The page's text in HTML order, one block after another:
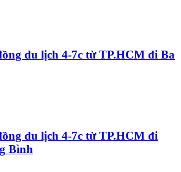
du lịch 4-7c từ TP.HCM đi Ba
du lịch 4-7c từ TP.HCM đi
Bình